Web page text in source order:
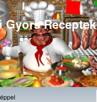
Gyors Receptek